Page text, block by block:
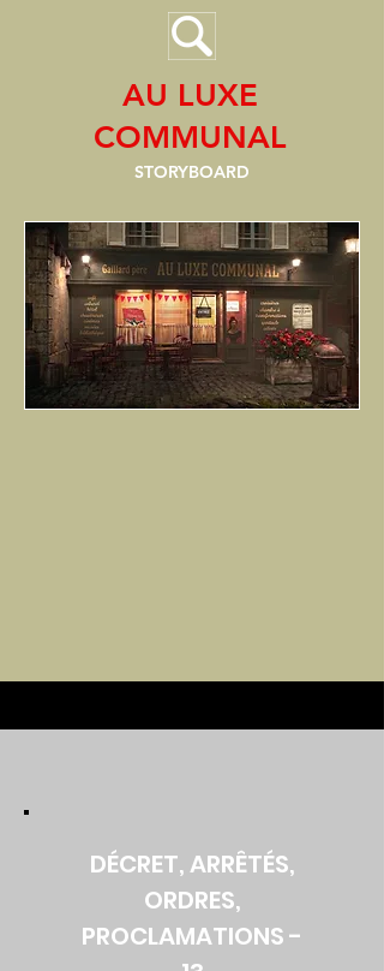
STORYBOARD
AU LUXE
COMMUNAL
DÉCRET, ARRÊTÉS,
ORDRES,
PROCLAMATIONS -